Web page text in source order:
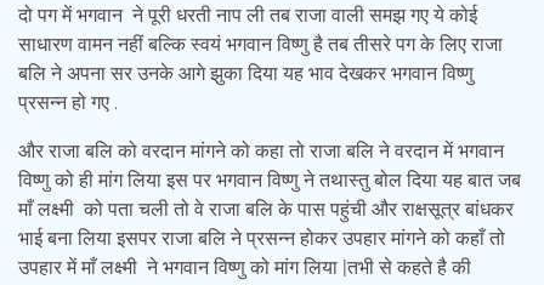
दो पग में भगवान ने पूरी धरती नाप ली तब राजा वाली समझ गए ये कोई
साधारण वामन नहीं बल्कि स्वयं भगवान विष्णु है तब तीसरे पग के लिए राजा
बलि ने अपना सर उनके आगे झुका दिया यह भाव देखकर भगवान विष्णु
प्रसन्न हो गए .
और राजा बलि को वरदान मांगने को कहा तो राजा बलि ने वरदान में भगवान
विष्णु को ही मांग लिया इस पर भगवान विष्णु ने तथास्तु बोल दिया यह बात जब
माँ लक्ष्मी को पता चली तो वे राजा बलि के पास पहुंची और राक्षसूत्र बांधकर
भाई बना लिया इसपर राजा बलि ने प्रसन्न होकर उपहार मांगने को कहाँ तो
उपहार में माँ लक्ष्मी ने भगवान विष्णु को मांग लिया |तभी से कहते है की